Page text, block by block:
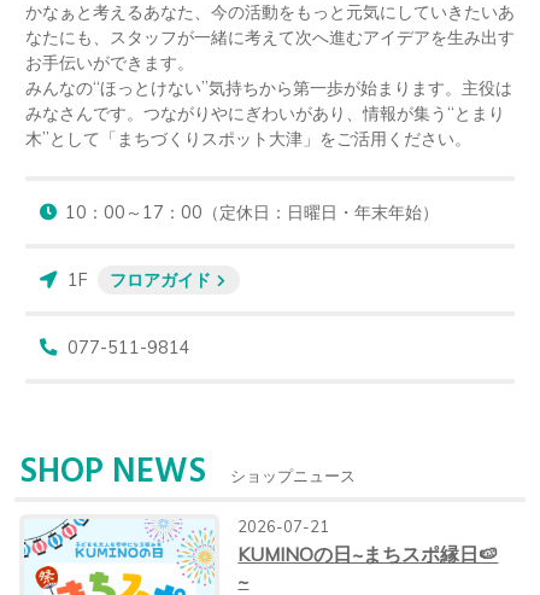
かなぁと考えるあなた、今の活動をもっと元気にしていきたいあ
なたにも、スタッフが一緒に考えて次へ進むアイデアを生み出す
お手伝いができます。
みんなの“ほっとけない”気持ちから第一歩が始まります。主役は
みなさんです。つながりやにぎわいがあり、情報が集う“とまり
木”として「まちづくりスポット大津」をご活用ください。
10：00～17：00（定休日：日曜日・年末年始）
1F フロアガイド
077-511-9814
SHOP NEWS ショップニュース
2026-07-21
KUMINOの日~まちスポ縁日🍉
~